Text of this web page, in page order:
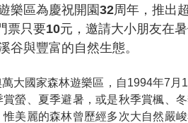
樂區為慶祝開園32周年，推出
票只要10元，邀請大小朋友在
谷與豐富的自然生態。
大國家森林遊樂區，自1994年7月
螢、夏季避暑，或是秋季賞楓、
美麗的森林曾歷經多次大自然嚴